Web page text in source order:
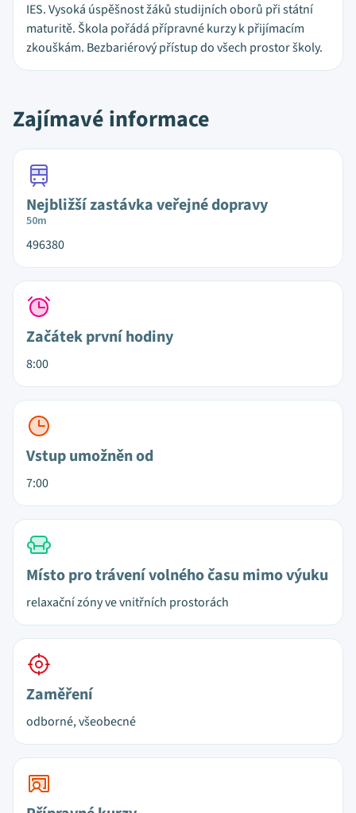
IES. Vysoká úspěšnost žáků studijních oborů při státní
maturitě. Škola pořádá přípravné kurzy k přijímacím
zkouškám. Bezbariérový přístup do všech prostor školy.
Zajímavé informace
Nejbližší zastávka veřejné dopravy
50m
496380
Začátek první hodiny
8:00
Vstup umožněn od
7:00
Místo pro trávení volného času mimo výuku
relaxační zóny ve vnitřních prostorách
Zaměření
odborné, všeobecné